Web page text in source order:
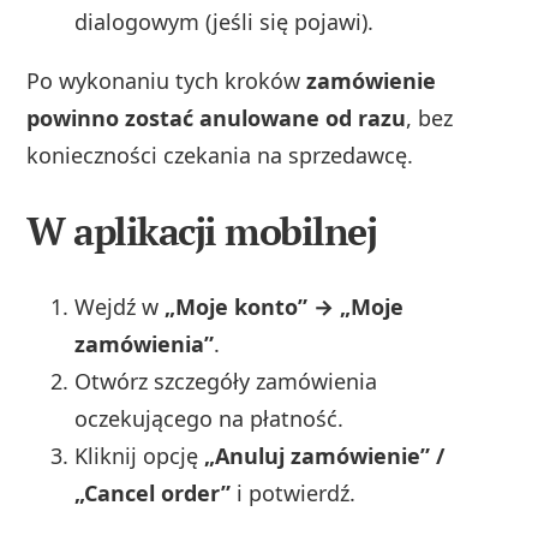
dialogowym (jeśli się pojawi).
Po wykonaniu tych krokówzamówienie
powinno zostać anulowane od razu, bez
konieczności czekania na sprzedawcę.
W aplikacji mobilnej
Wejdź w „Moje konto” → „Moje
zamówienia”.
Otwórz szczegóły zamówienia
oczekującego na płatność.
Kliknij opcję „Anuluj zamówienie” /
„Cancel order” i potwierdź.